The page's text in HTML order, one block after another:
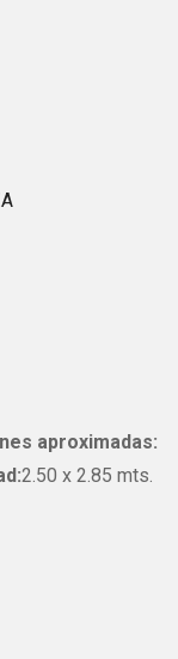
aproximadas:
2.50 x 2.85 mts.